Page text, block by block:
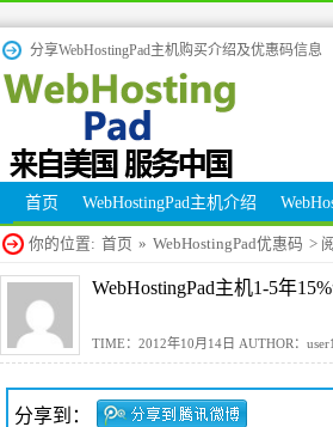
分享WebHostingPad主机购买介绍及优惠码信息
首页 WebHostingPad主机介绍
你的位置: 首页 » WebHostingPad优惠码 >
WebHostingPad主机1-5年
TIME：2012年10月14日 AUTHOR：user1
分享到：